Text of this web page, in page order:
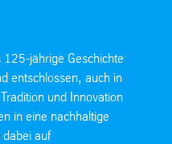
jährige Geschichte
entschlossen, auch in
und Innovation
in eine nachhaltige
dabei auf